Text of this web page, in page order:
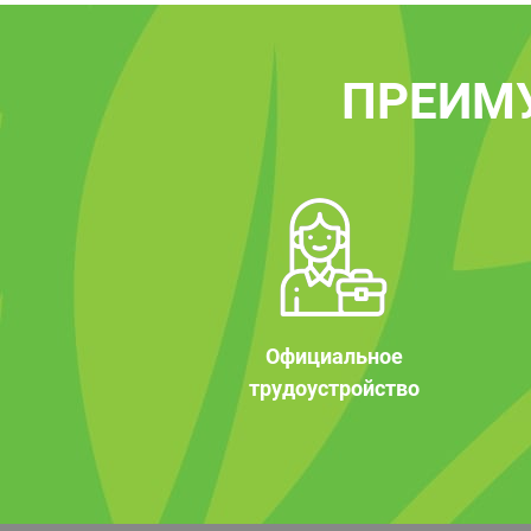
Официальное
трудоустройство